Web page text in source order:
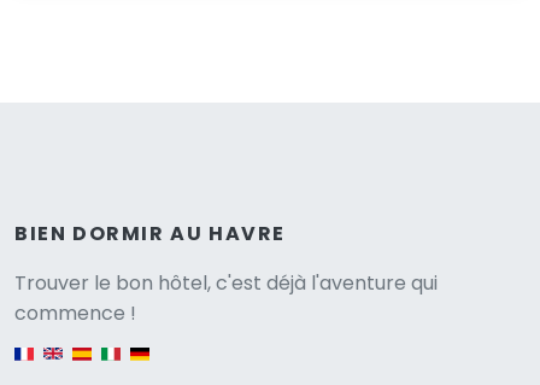
BIEN DORMIR AU HAVRE
Trouver le bon hôtel, c'est déjà l'aventure qui
commence !